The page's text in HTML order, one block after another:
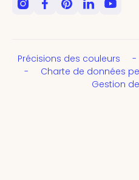
Précisions des couleurs
Charte de données
Gestion